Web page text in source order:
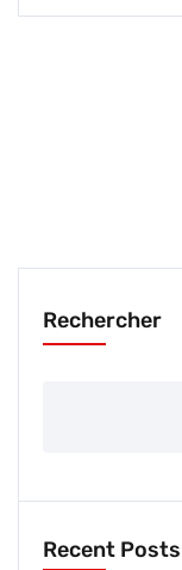
Rechercher
Recent Posts